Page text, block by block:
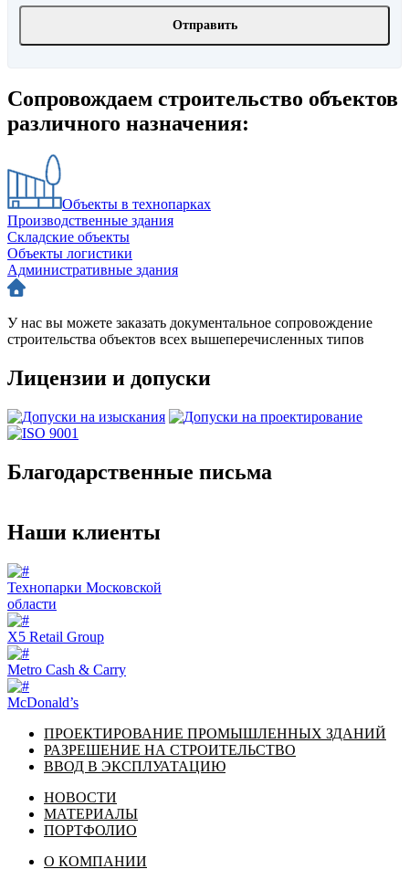
Сопровождаем строительство объектов
различного назначения:
Объекты в технопарках
Производственные здания
Складские объекты
Объекты логистики
Административные здания
У нас вы можете заказать документальное сопровождение
строительства объектов всех вышеперечисленных типов
Лицензии и допуски
Благодарственные письма
Наши клиенты
Технопарки Московской
области
X5 Retail Group
Metro Cash & Carry
McDonald’s
ПРОЕКТИРОВАНИЕ ПРОМЫШЛЕННЫХ ЗДАНИЙ
РАЗРЕШЕНИЕ НА СТРОИТЕЛЬСТВО
ВВОД В ЭКСПЛУАТАЦИЮ
НОВОСТИ
МАТЕРИАЛЫ
ПОРТФОЛИО
О КОМПАНИИ